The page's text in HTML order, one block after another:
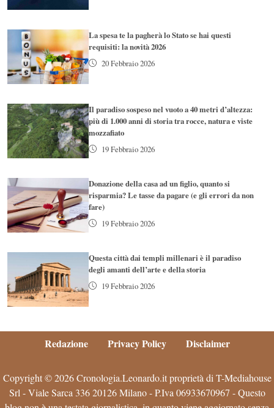
La spesa te la pagherà lo Stato se hai questi
requisiti: la novità 2026
20 Febbraio 2026
Il paradiso sospeso nel vuoto a 40 metri d’altezza:
più di 1.000 anni di storia tra rocce, natura e viste
mozzafiato
19 Febbraio 2026
Donazione della casa ad un figlio, quanto si
risparmia? Le tasse da pagare (e gli errori da non
fare)
19 Febbraio 2026
Questa città dai templi millenari è il paradiso
degli amanti dell’arte e della storia
19 Febbraio 2026
Redazione Privacy Policy Disclaimer
Copyright © 2026 Cronologia.Leonardo.it proprietà di T-Mediahouse
Srl - Viale Sarca 336 20126 Milano - P.Iva 06933670967 - Questo